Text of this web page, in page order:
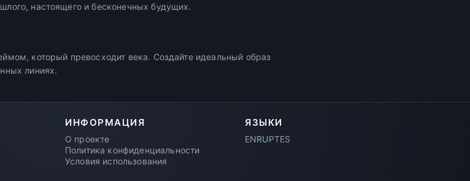
настоящего и бесконечных будущих.
который превосходит века. Создайте идеальный образ
линиях.
ИНФОРМАЦИЯ
О проекте
Политика конфиденциальности
Условия использования
ЯЗЫКИ
ENRUPTES